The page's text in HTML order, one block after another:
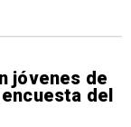
jóvenes de
del